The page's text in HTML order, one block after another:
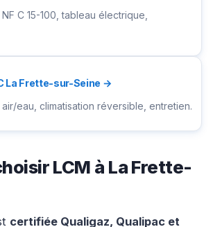
C 15-100, tableau électrique,
La Frette-sur-Seine →
eau, climatisation réversible, entretien.
LCM à La Frette-
certifiée Qualigaz, Qualipac et